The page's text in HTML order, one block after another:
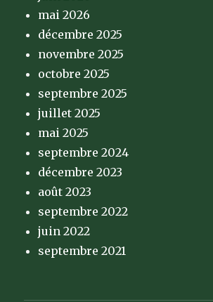
mai 2026
décembre 2025
novembre 2025
octobre 2025
septembre 2025
juillet 2025
mai 2025
septembre 2024
décembre 2023
août 2023
septembre 2022
juin 2022
septembre 2021